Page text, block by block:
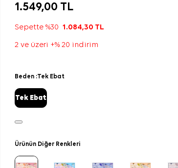
1.549,00 TL
Sepette %301.084,30 TL
2 ve üzeri +% 20 indirim
Beden :Tek Ebat
Tek Ebat
Ürünün Diğer Renkleri